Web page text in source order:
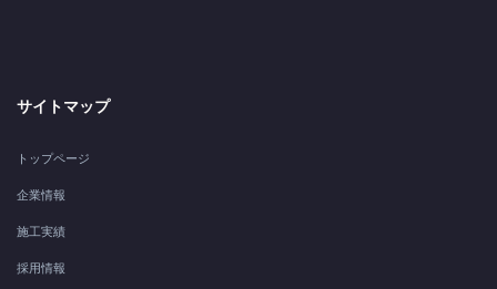
サイトマップ
トップページ
企業情報
施工実績
採用情報